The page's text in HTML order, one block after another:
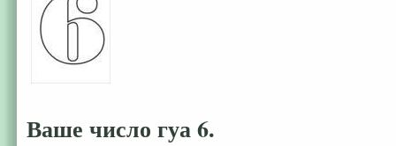
Ваше число гуа 6.